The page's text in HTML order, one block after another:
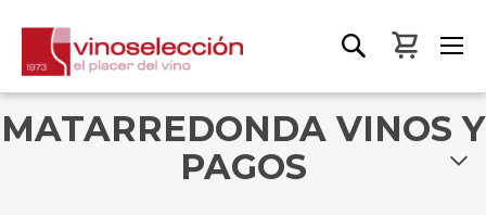
Mon
MATARREDONDA VINOS Y
PAGOS